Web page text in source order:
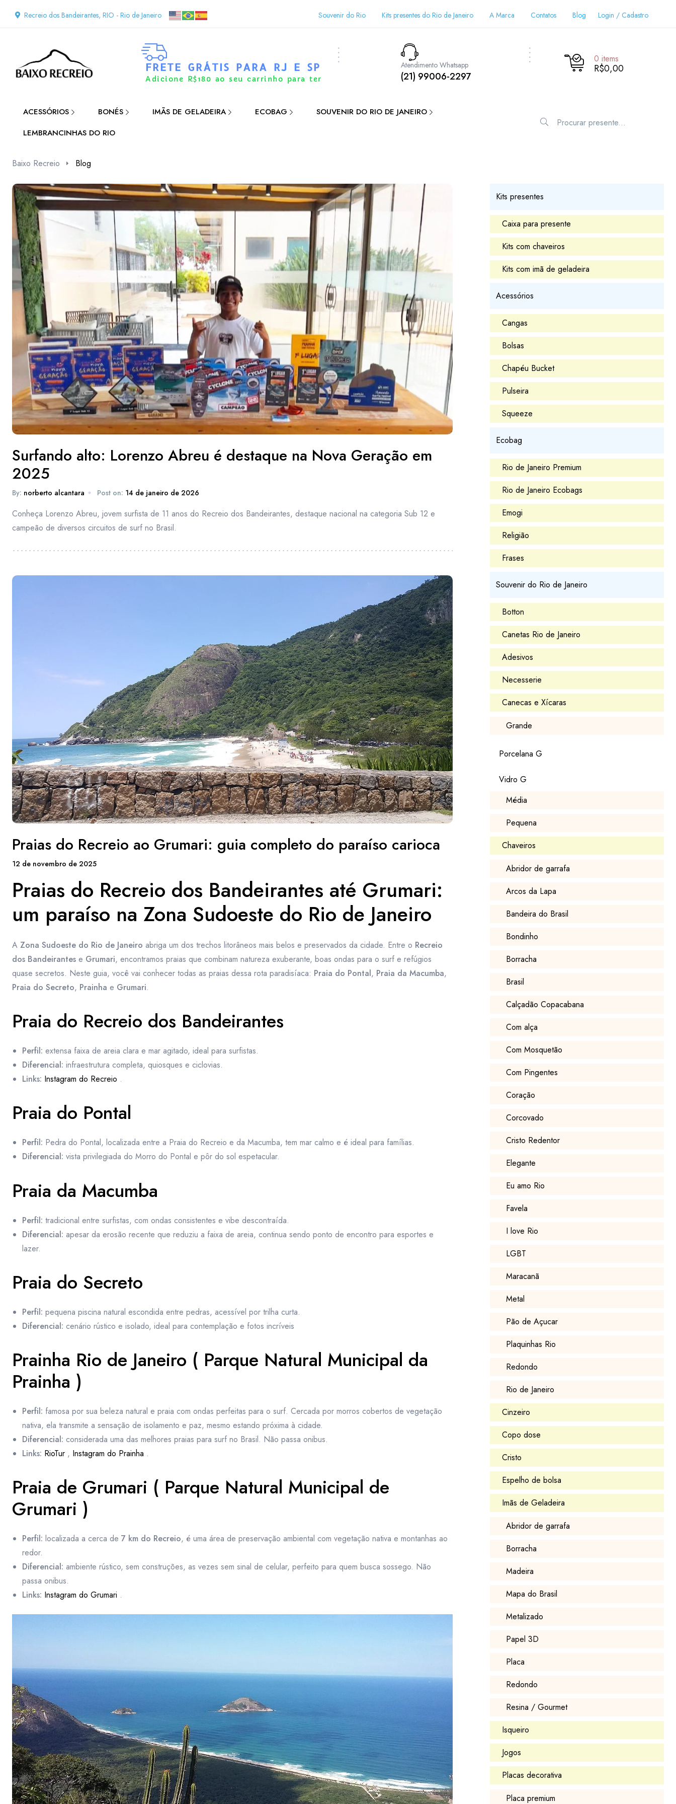
Recreio dos Bandeirantes, RIO - Rio de Janeiro Souvenir do Rio Kits presentes do Rio de Janeiro A Marca Contatos Blog Login / Cadastro
FRETE GRÁTIS PARA RJ E SP
Adicione R$180 ao seu carrinho para ter
Atendimento Whatsapp
(21) 99006-2297
0 items
R$0,00
ACESSÓRIOS BONÉS IMÃS DE GELADEIRA ECOBAG
SOUVENIR DO RIO DE JANEIRO
LEMBRANCINHAS DO RIO
Baixo Recreio Blog
By: norberto alcantara Post on: 14 de janeiro de 2026
Surfando alto: Lorenzo Abreu é destaque na Nova Geração em
2025
Conheça Lorenzo Abreu, jovem surfista de 11 anos do Recreio dos Bandeirantes, destaque nacional na categoria Sub 12 e
campeão de diversos circuitos de surf no Brasil.
12 de novembro de 2025
Praias do Recreio ao Grumari: guia completo do paraíso carioca
Praias do Recreio dos Bandeirantes até Grumari:
um paraíso na Zona Sudoeste do Rio de Janeiro
A Zona Sudoeste do Rio de Janeiro abriga um dos trechos litorâneos mais belos e preservados da cidade. Entre o Recreio
dos Bandeirantes e Grumari, encontramos praias que combinam natureza exuberante, boas ondas para o surf e refúgios
quase secretos. Neste guia, você vai conhecer todas as praias dessa rota paradisíaca: Praia do Pontal, Praia da Macumba,
Praia do Secreto, Prainha e Grumari.
Praia do Recreio dos Bandeirantes
Perfil: extensa faixa de areia clara e mar agitado, ideal para surfistas.
Diferencial: infraestrutura completa, quiosques e ciclovias.
Links: Instagram do Recreio .
Praia do Pontal
Perfil: Pedra do Pontal, localizada entre a Praia do Recreio e da Macumba, tem mar calmo e é ideal para famílias.
Diferencial: vista privilegiada do Morro do Pontal e pôr do sol espetacular.
Praia da Macumba
Perfil: tradicional entre surfistas, com ondas consistentes e vibe descontraída.
Diferencial: apesar da erosão recente que reduziu a faixa de areia, continua sendo ponto de encontro para esportes e
lazer.
Praia do Secreto
Perfil: pequena piscina natural escondida entre pedras, acessível por trilha curta.
Diferencial: cenário rústico e isolado, ideal para contemplação e fotos incríveis
Prainha Rio de Janeiro ( Parque Natural Municipal da
Prainha )
Perfil: famosa por sua beleza natural e praia com ondas perfeitas para o surf. Cercada por morros cobertos de vegetação
nativa, ela transmite a sensação de isolamento e paz, mesmo estando próxima à cidade.
Diferencial: considerada uma das melhores praias para surf no Brasil. Não passa onibus.
Links: RioTur , Instagram do Prainha .
Praia de Grumari ( Parque Natural Municipal de
Grumari )
Perfil: localizada a cerca de 7 km do Recreio, é uma área de preservação ambiental com vegetação nativa e montanhas ao
redor.
Diferencial: ambiente rústico, sem construções, as vezes sem sinal de celular, perfeito para quem busca sossego. Não
passa onibus.
Links: Instagram do Grumari .
Kits presentes
Caixa para presente
Kits com chaveiros
Kits com imã de geladeira
Acessórios
Cangas
Bolsas
Chapéu Bucket
Pulseira
Squeeze
Ecobag
Rio de Janeiro Premium
Rio de Janeiro Ecobags
Emogi
Religião
Frases
Souvenir do Rio de Janeiro
Botton
Canetas Rio de Janeiro
Adesivos
Necesserie
Canecas e Xícaras
Grande
Porcelana G
Vidro G
Média
Pequena
Chaveiros
Abridor de garrafa
Arcos da Lapa
Bandeira do Brasil
Bondinho
Borracha
Brasil
Calçadão Copacabana
Com alça
Com Mosquetão
Com Pingentes
Coração
Corcovado
Cristo Redentor
Elegante
Eu amo Rio
Favela
I love Rio
LGBT
Maracanã
Metal
Pão de Açucar
Plaquinhas Rio
Redondo
Rio de Janeiro
Cinzeiro
Copo dose
Cristo
Espelho de bolsa
Imãs de Geladeira
Abridor de garrafa
Borracha
Madeira
Mapa do Brasil
Metalizado
Papel 3D
Placa
Redondo
Resina / Gourmet
Isqueiro
Jogos
Placas decorativa
Placa premium